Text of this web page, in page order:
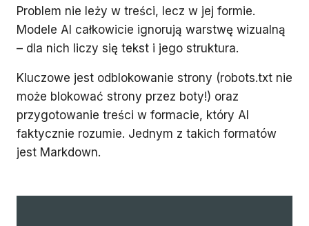
Problem nie leży w treści, lecz w jej formie.
Modele AI całkowicie ignorują warstwę wizualną
– dla nich liczy się tekst i jego struktura.
Kluczowe jest odblokowanie strony (robots.txt nie
może blokować strony przez boty!) oraz
przygotowanie treści w formacie, który AI
faktycznie rozumie. Jednym z takich formatów
jest Markdown.